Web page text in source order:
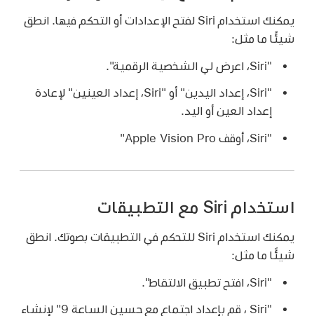
يمكنك استخدام Siri لفتح الإعدادات أو التحكم فيها. انطق
شيئًا ما مثل:
"Siri، اعرض لي الشخصية الرقمية".
"Siri، إعداد اليدين" أو
"Siri، إعداد العينين" لإعادة
إعداد العين أو اليد.
"Siri، أوقف Apple Vision Pro"
استخدام Siri مع التطبيقات
يمكنك استخدام Siri للتحكم في التطبيقات بصوتك. انطق
شيئًا ما مثل:
"Siri، افتح تطبيق الالتقاط".
"Siri ، قم بإعداد اجتماع مع حسين الساعة 9"
لإنشاء